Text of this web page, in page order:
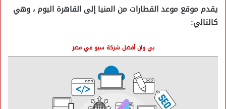
يقدم موقع موعد القطارات من المنيا إلى القاهرة اليوم ، وهي
كالتالي:
بي وان أفضل شركة سيو في مصر